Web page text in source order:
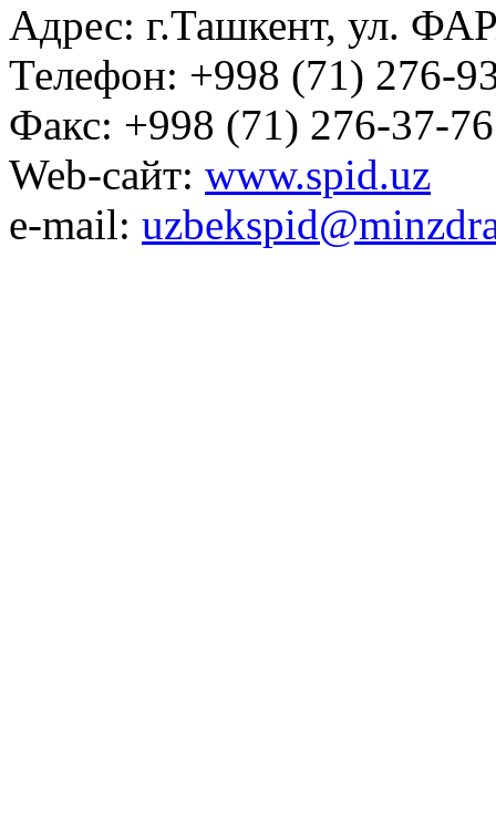
Адрес: г.Ташкент, ул.
Телефон: +998 (71) 276-
Факс: +998 (71) 276-37-76
Web-сайт: www.spid.uz
e-mail: